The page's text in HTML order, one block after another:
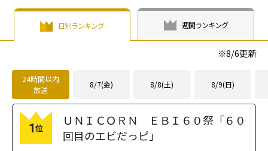
日別ランキング 週間ランキング
※8/6更新
24時間以内
放送
8/7(金) 8/8(土) 8/9(日)
1位
ＵＮＩＣＯＲＮ ＥＢＩ６０祭「６０
回目のエビだっピ」